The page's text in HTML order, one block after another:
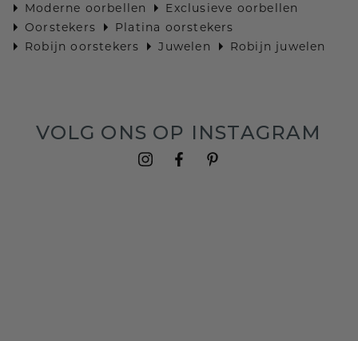
Moderne oorbellen
Exclusieve oorbellen
Oorstekers
Platina oorstekers
Robijn oorstekers
Juwelen Robijn juwelen
VOLG ONS OP INSTAGRAM